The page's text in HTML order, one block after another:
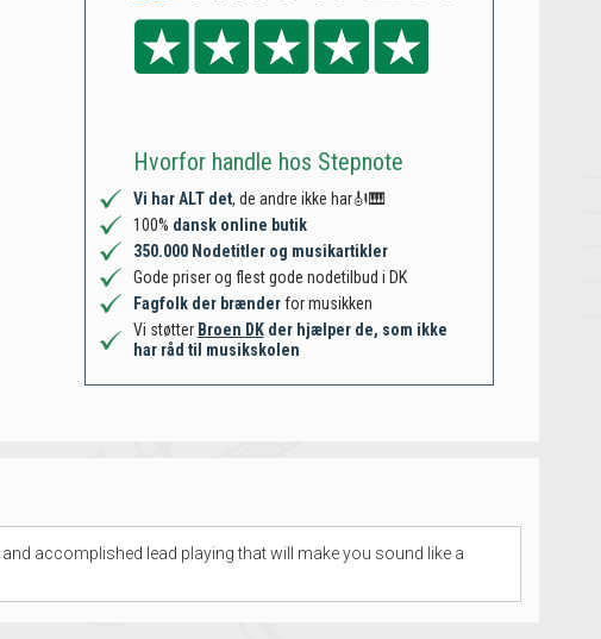
Hvorfor handle hos Stepnote
Vi har ALT det, de andre ikke har🎻🎹
100% dansk online butik
350.000 Nodetitler og musikartikler
Gode priser og flest gode nodetilbud i DK
Fagfolk der brænderfor musikken
Vi støtter Broen DKder hjælper de, som ikke
har råd til musikskolen
accomplished lead playing that will make you sound like a